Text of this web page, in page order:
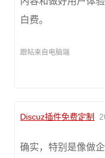
白费。
跟帖来自电脑端
Discuz插件免费定制
确实，特别是像做